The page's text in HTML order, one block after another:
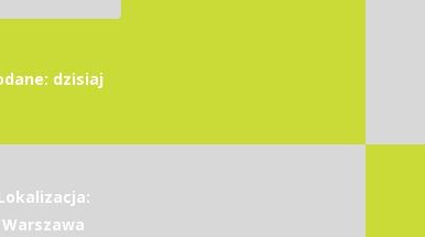
dzisiaj
Warszawa